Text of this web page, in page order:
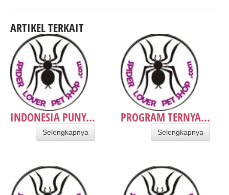
ARTIKEL TERKAIT
INDONESIA PUNY...
Selengkapnya
PROGRAM TERNYA...
Selengkapnya